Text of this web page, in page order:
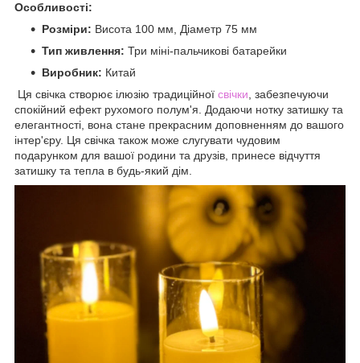
Особливості:
Розміри: Висота 100 мм, Діаметр 75 мм
Тип живлення: Три міні-пальчикові батарейки
Виробник: Китай
Ця свічка створює ілюзію традиційної свічки, забезпечуючи
спокійний ефект рухомого полум'я. Додаючи нотку затишку та
елегантності, вона стане прекрасним доповненням до вашого
інтер'єру. Ця свічка також може слугувати чудовим
подарунком для вашої родини та друзів, принесе відчуття
затишку та тепла в будь-який дім.